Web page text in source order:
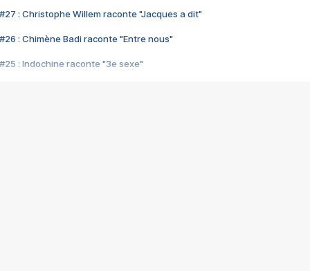
#27 : Christophe Willem raconte "Jacques a dit"
#26 : Chimène Badi raconte "Entre nous"
#25 : Indochine raconte "3e sexe"